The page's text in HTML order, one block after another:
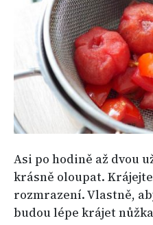
Asi po hodině až dvou
krásně oloupat.
rozmrazení. Vlastně,
budou lépe krájet